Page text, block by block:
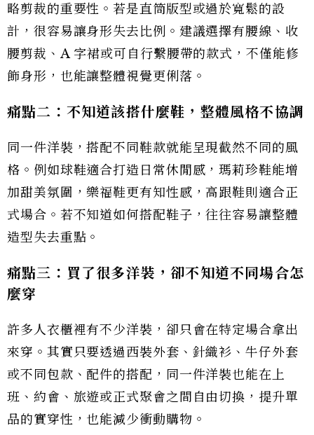
略剪裁的重要性。若是直筒版型或過於寬鬆的設
計，很容易讓身形失去比例。建議選擇有腰線、收
腰剪裁、A 字裙或可自行繫腰帶的款式，不僅能修
飾身形，也能讓整體視覺更俐落。
痛點二：不知道該搭什麼鞋，整體風格不協調
同一件洋裝，搭配不同鞋款就能呈現截然不同的風
格。例如球鞋適合打造日常休閒感，瑪莉珍鞋能增
加甜美氛圍，樂福鞋更有知性感，高跟鞋則適合正
式場合。若不知道如何搭配鞋子，往往容易讓整體
造型失去重點。
痛點三：買了很多洋裝，卻不知道不同場合怎
麼穿
許多人衣櫃裡有不少洋裝，卻只會在特定場合拿出
來穿。其實只要透過西裝外套、針織衫、牛仔外套
或不同包款、配件的搭配，同一件洋裝也能在上
班、約會、旅遊或正式聚會之間自由切換，提升單
品的實穿性，也能減少衝動購物。